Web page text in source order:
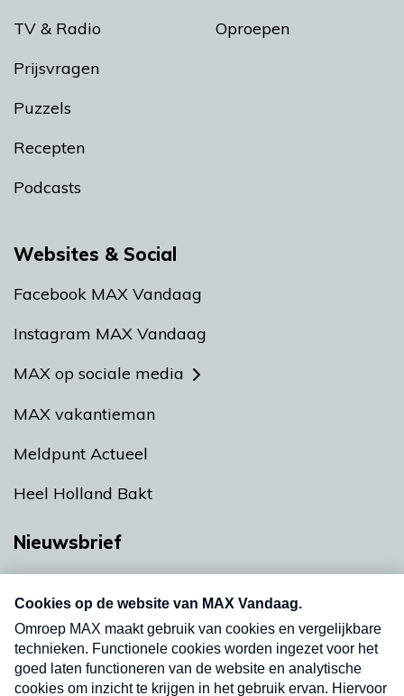
TV & Radio
Prijsvragen
Puzzels
Recepten
Podcasts
Oproepen
Websites & Social
Facebook MAX Vandaag
Instagram MAX Vandaag
MAX op sociale media
MAX vakantieman
Meldpunt Actueel
Heel Holland Bakt
Nieuwsbrief
nieuwsbrief. Elke vrijdag- en dinsdagochtend in
uw mailbox.
Verzend